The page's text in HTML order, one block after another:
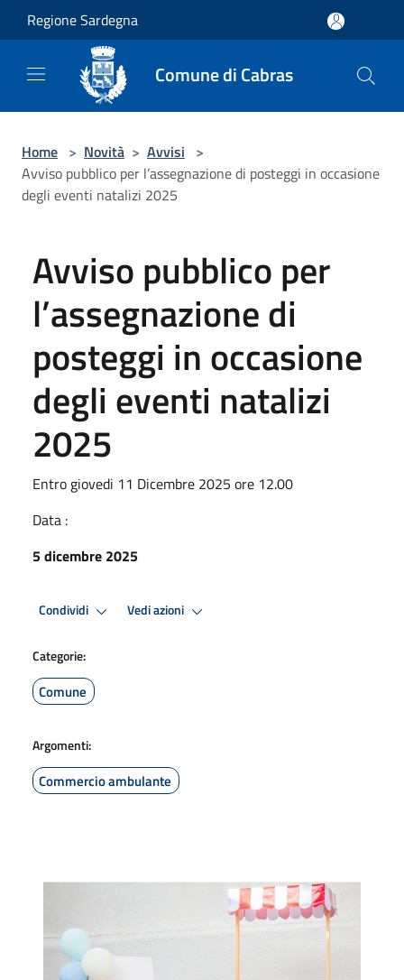
Salta al contenuto principale
Regione Sardegna
Comune di Cabras
Home > Novità > Avvisi >
Avviso pubblico per l’assegnazione di posteggi in occasione
degli eventi natalizi 2025
Avviso pubblico per
l’assegnazione di
posteggi in occasione
degli eventi natalizi
2025
Entro giovedi 11 Dicembre 2025 ore 12.00
Data :
5 dicembre 2025
Condividi Vedi azioni
Categorie:
Comune
Argomenti:
Commercio ambulante